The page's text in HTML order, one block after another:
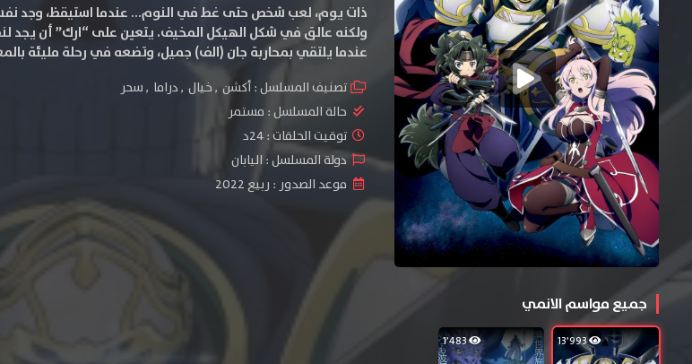
ذات يوم، لعب شخص حتى غط في النوم… عندما استيقظ، وجد
ولكنه عالق في شكل الهيكل المخيف. يتعين على “ارك” أن يجد
عندما يلتقي بمحاربة جان (الف) جميل، وتضعه في رحلة مليئة
تصنيف المسلسل :أكشن ,خيال ,دراما ,سحر
حالة المسلسل : مستمر
توقيت الحلقات : 24د
دولة المسلسل : اليابان
موعد الصدور : ربيع 2022
جميع مواسم الانمي
13٬993 1٬483